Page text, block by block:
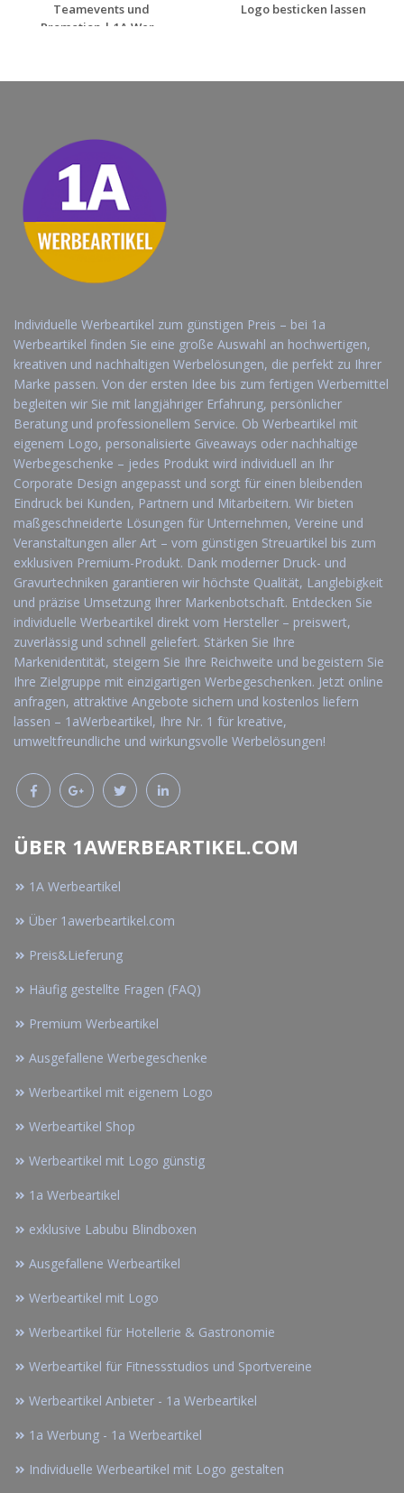
Teamevents und
Promotion | 1A Wer...
Logo besticken lassen
Individuelle Werbeartikel zum günstigen Preis – bei 1a
Werbeartikel finden Sie eine große Auswahl an hochwertigen,
kreativen und nachhaltigen Werbelösungen, die perfekt zu Ihrer
Marke passen. Von der ersten Idee bis zum fertigen Werbemittel
begleiten wir Sie mit langjähriger Erfahrung, persönlicher
Beratung und professionellem Service. Ob Werbeartikel mit
eigenem Logo, personalisierte Giveaways oder nachhaltige
Werbegeschenke – jedes Produkt wird individuell an Ihr
Corporate Design angepasst und sorgt für einen bleibenden
Eindruck bei Kunden, Partnern und Mitarbeitern. Wir bieten
maßgeschneiderte Lösungen für Unternehmen, Vereine und
Veranstaltungen aller Art – vom günstigen Streuartikel bis zum
exklusiven Premium-Produkt. Dank moderner Druck- und
Gravurtechniken garantieren wir höchste Qualität, Langlebigkeit
und präzise Umsetzung Ihrer Markenbotschaft. Entdecken Sie
individuelle Werbeartikel direkt vom Hersteller – preiswert,
zuverlässig und schnell geliefert. Stärken Sie Ihre
Markenidentität, steigern Sie Ihre Reichweite und begeistern Sie
Ihre Zielgruppe mit einzigartigen Werbegeschenken. Jetzt online
anfragen, attraktive Angebote sichern und kostenlos liefern
lassen – 1aWerbeartikel, Ihre Nr. 1 für kreative,
umweltfreundliche und wirkungsvolle Werbelösungen!
ÜBER 1AWERBEARTIKEL.COM
1A Werbeartikel
Über 1awerbeartikel.com
Preis&Lieferung
Häufig gestellte Fragen (FAQ)
Premium Werbeartikel
Ausgefallene Werbegeschenke
Werbeartikel mit eigenem Logo
Werbeartikel Shop
Werbeartikel mit Logo günstig
1a Werbeartikel
exklusive Labubu Blindboxen
Ausgefallene Werbeartikel
Werbeartikel mit Logo
Werbeartikel für Hotellerie & Gastronomie
Werbeartikel für Fitnessstudios und Sportvereine
Werbeartikel Anbieter - 1a Werbeartikel
1a Werbung - 1a Werbeartikel
Individuelle Werbeartikel mit Logo gestalten